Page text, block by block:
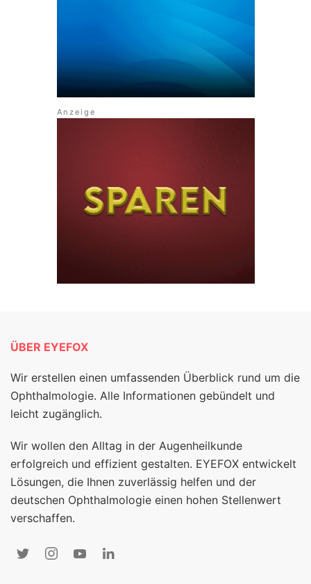
ÜBER EYEFOX
Wir erstellen einen umfassenden Überblick rund um die
Ophthalmologie. Alle Informationen gebündelt und
leicht zugänglich.
Wir wollen den Alltag in der Augenheilkunde
erfolgreich und effizient gestalten. EYEFOX entwickelt
Lösungen, die Ihnen zuverlässig helfen und der
deutschen Ophthalmologie einen hohen Stellenwert
verschaffen.